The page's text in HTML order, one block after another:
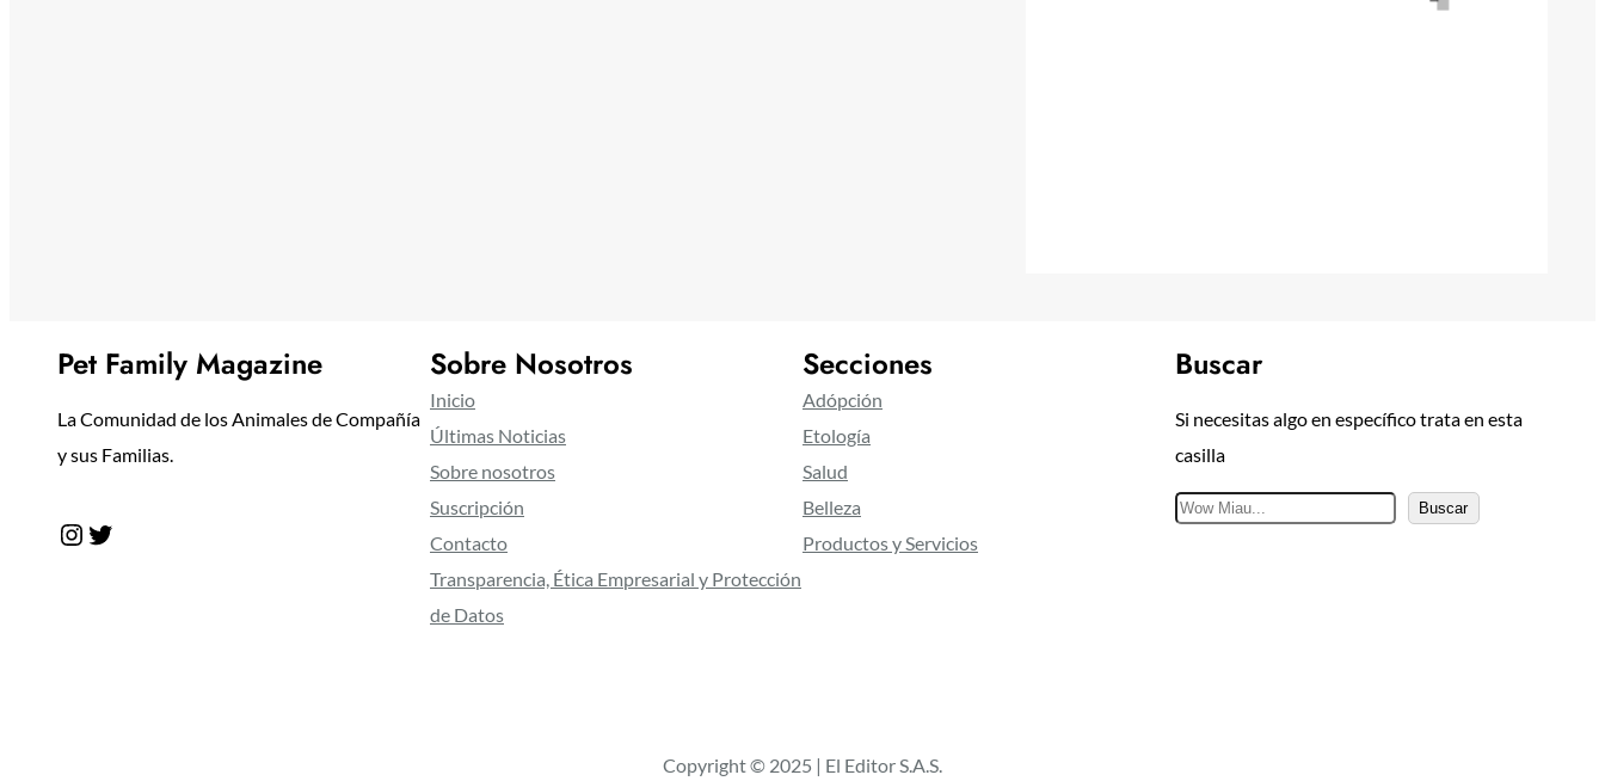
Pet Family Magazine
La Comunidad de los Animales de Compañía
y sus Familias.
Instagram Twitter
Sobre Nosotros
Inicio
Últimas Noticias
Sobre nosotros
Suscripción
Contacto
Transparencia, Ética Empresarial y Protección
de Datos
Secciones
Adópción
Etología
Salud
Belleza
Productos y Servicios
Buscar
Si necesitas algo en específico trata en esta
casilla
B
Buscar
Copyright © 2025 | El Editor S.A.S.